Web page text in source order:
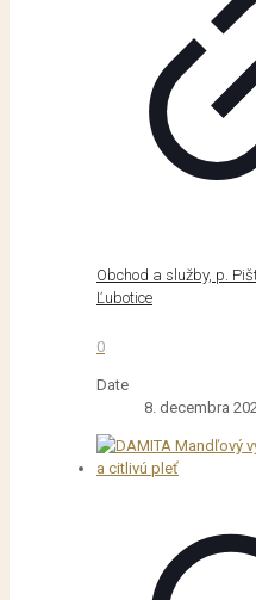
Obchod a služby, p.
Ľubotice
0
Date
8. decembra